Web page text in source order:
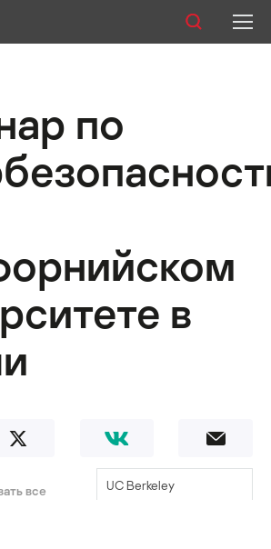
по
в
все UC Berkeley